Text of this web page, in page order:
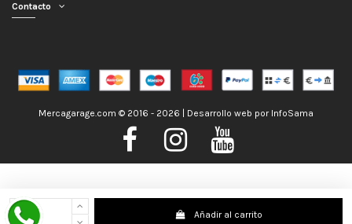
Nos encontramos de Vacaciones, no obstante los pedidos hechos se
despacharán con normalidad; usted puede hacer su pedido y le será enviado en
Añadir al carrito
Contacto
Mercagarage.com © 2016 - 2026 | Desarrollo web por InfoSama